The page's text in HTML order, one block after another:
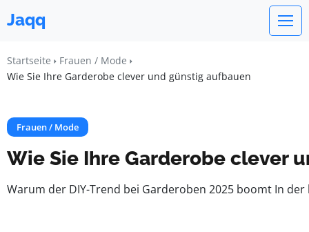
Jaqq
Startseite
Frauen / Mode
Wie Sie Ihre Garderobe clever und günstig aufbauen
Frauen / Mode
Wie Sie Ihre Garderobe clever
Warum der DIY-Trend bei Garderoben 2025 boomt In